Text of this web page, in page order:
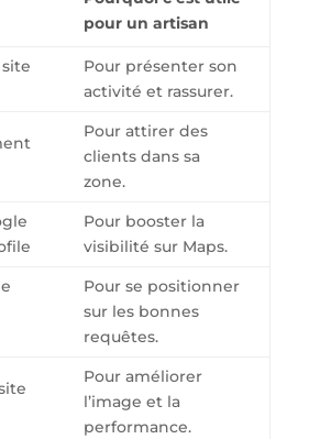
pour un artisan
Pour présenter son
activité et rassurer.
Pour attirer des
clients dans sa
zone.
Pour booster la
visibilité sur Maps.
Pour se positionner
sur les bonnes
requêtes.
Pour améliorer
l’image et la
performance.